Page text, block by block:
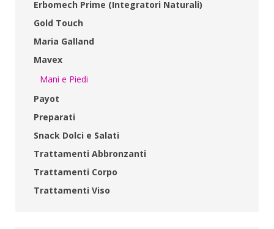
Erbomech Prime (Integratori Naturali)
Gold Touch
Maria Galland
Mavex
Mani e Piedi
Payot
Preparati
Snack Dolci e Salati
Trattamenti Abbronzanti
Trattamenti Corpo
Trattamenti Viso